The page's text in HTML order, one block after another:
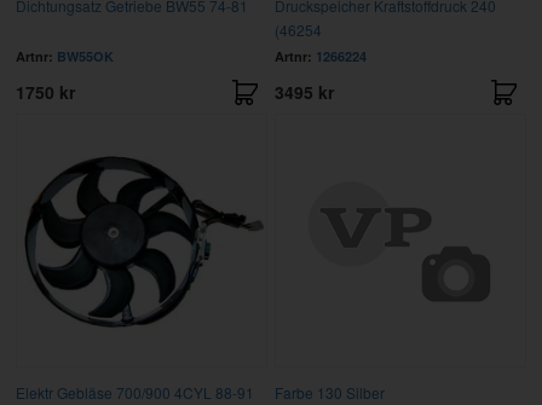
Dichtungsatz Getriebe BW55 74-81
Artnr: BW55OK
1750 kr
Druckspeicher Kraftstoffdruck 240
(46254
Artnr: 1266224
3495 kr
Elektr Gebläse 700/900 4CYL 88-91 Farbe 130 Silber